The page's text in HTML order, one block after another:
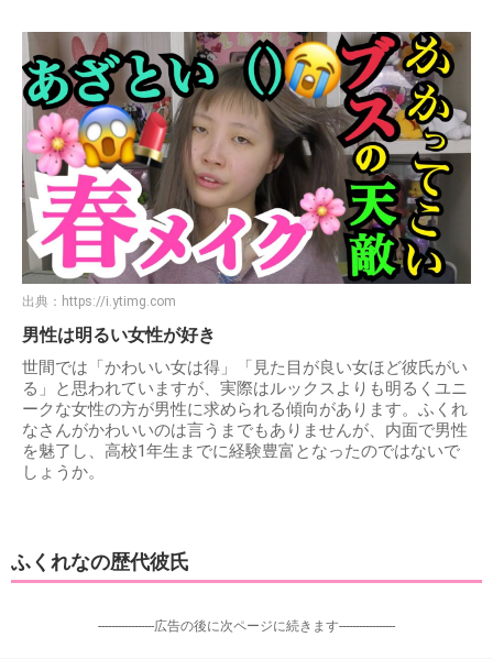
出典： https://i.ytimg.com
男性は明るい女性が好き
世間では「かわいい女は得」「見た目が良い女ほど彼氏がい
る」と思われていますが、実際はルックスよりも明るくユニ
ークな女性の方が男性に求められる傾向があります。ふくれ
なさんがかわいいのは言うまでもありませんが、内面で男性
を魅了し、高校1年生までに経験豊富となったのではないで
しょうか。
ふくれなの歴代彼氏
-----------------広告の後に次ページに続きます-----------------